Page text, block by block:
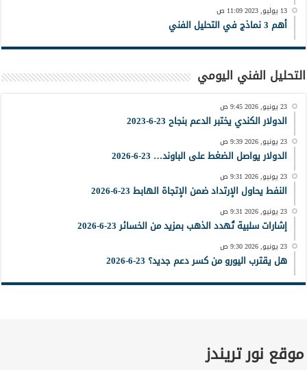
13 يوليو, 2023 11:09 ص
أهم 3 نماذج في التحليل الفني
التحليل الفني اليومي
23 يونيو, 2026 9:45 ص
الدولار الكندي يختبر الدعم بنجاح 23-6-2023
23 يونيو, 2026 9:39 ص
الدولار يواصل الضغط على الباوند… 23-6-2026
23 يونيو, 2026 9:31 ص
النفط يحاول الإرتداد ضمن الإتجاة الهابط 23-6-2026
23 يونيو, 2026 9:31 ص
إشارات سلبية تُهدد الذهب بمزيد من الخسائر 23-6-2026
23 يونيو, 2026 9:30 ص
هل يقترب اليورو من كسر دعم جديد؟ 23-6-2026
موقع نور تريندز